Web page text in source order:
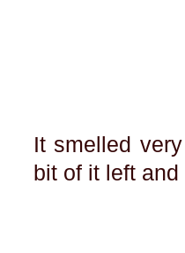
It smelled
bit of it left